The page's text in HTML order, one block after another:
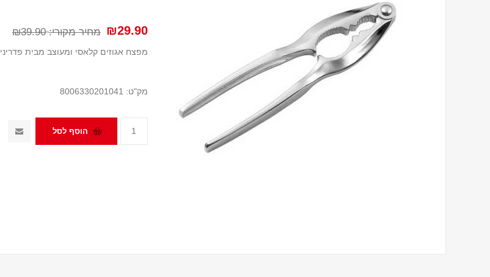
₪29.90 מחיר מקורי: ₪39.90
מפצח אגוזים קלאסי ומעוצב מבית פדריני
מק"ט: 8006330201041